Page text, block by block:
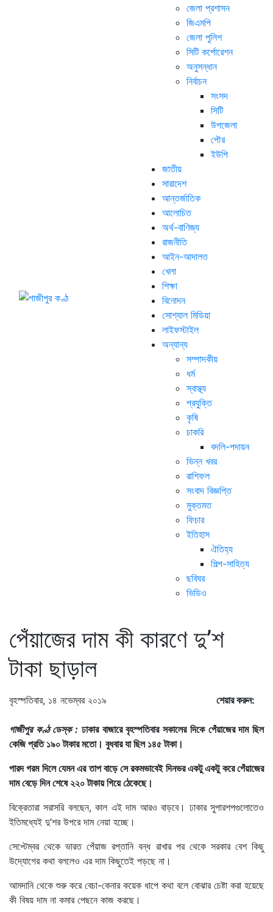
জেলা প্রশাসন
জিএমপি
জেলা পুলিশ
সিটি কর্পোরেশন
অনুসন্ধান
নির্বাচন
সংসদ
সিটি
উপজেলা
পৌর
ইউপি
জাতীয়
সারাদেশ
আন্তর্জাতিক
আলোচিত
অর্থ-বাণিজ্য
রাজনীতি
আইন-আদালত
খেলা
শিক্ষা
বিনোদন
সোশ্যাল মিডিয়া
লাইফস্টাইল
অন্যান্য
সম্পাদকীয়
ধর্ম
স্বাস্থ্য
প্রযুক্তি
কৃষি
চাকরি
বদলি-পদায়ন
ভিন্ন খবর
রাশিফল
সংবাদ বিজ্ঞপ্তি
মুক্তমত
ফিচার
ইতিহাস
ঐতিহ্য
শিল্প-সাহিত্য
ছবিঘর
ভিডিও
পেঁয়াজের দাম কী কারণে দু’শ
টাকা ছাড়াল
বৃহস্পতিবার, ১৪ নভেম্বর ২০১৯ শেয়ার করুন:
গাজীপুর কণ্ঠ ডেস্ক : ঢাকার বাজারে বৃহস্পতিবার সকালের দিকে পেঁয়াজের দাম ছিল
কেজি প্রতি ১৯০ টাকার মতো। বুধবার যা ছিল ১৪৫ টাকা।
পারদ গরম দিলে যেমন এর তাপ বাড়ে সে রকমভাবেই দিনভর একটু একটু করে পেঁয়াজের
দাম বেড়ে দিন শেষে ২২০ টাকায় গিয়ে ঠেকেছে।
বিক্রেতারা সরাসরি বলছেন, কাল এই দাম আরও বাড়বে। ঢাকার সুপারশপগুলোতেও
ইতিমধ্যেই দু’শর উপরে দাম নেয়া হচ্ছে।
সেপ্টেম্বর থেকে ভারত পেঁয়াজ রপ্তানি বন্ধ রাখার পর থেকে সরকার বেশ কিছু
উদ্যোগের কথা বললেও এর দাম কিছুতেই পড়ছে না।
আমদানি থেকে শুরু করে বেচা-কেনার কয়েক ধাপে কথা বলে বোঝার চেষ্টা করা হয়েছে
কী বিষয় দাম না কমার পেছনে কাজ করছে।